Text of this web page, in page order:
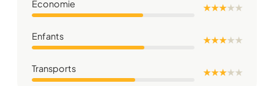
Économie ★ ★ ★★★
Enfants ★ ★ ★★★
Transports ★ ★ ★★★